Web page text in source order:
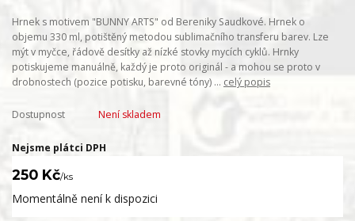
Hrnek s motivem "BUNNY ARTS" od Bereniky Saudkové. Hrnek o
objemu 330 ml, potištěný metodou sublimačního transferu barev. Lze
mýt v myčce, řádově desítky až nízké stovky mycích cyklů. Hrnky
potiskujeme manuálně, každý je proto originál - a mohou se proto v
drobnostech (pozice potisku, barevné tóny) ... celý popis
Dostupnost Není skladem
Nejsme plátci DPH
250 Kč/ks
Momentálně není k dispozici